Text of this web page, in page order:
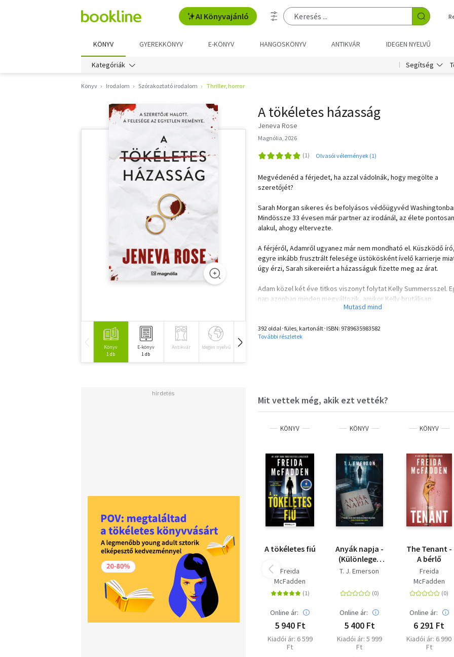
AI Könyvajánló
KÖNYV GYEREKKÖNYV E-KÖNYV HANGOSKÖNYV ANTIKVÁR IDEGEN NYELVŰ
Kategóriák Segítség
Könyv Irodalom Szórakoztató irodalom Thriller, horror
Könyv
1 db
E-könyv
1 db
Antikvár Idegen nyelvű Hangoskönyv
A tökéletes házasság
Jeneva Rose
Magnólia, 2026
Olvasói vélemények (1)
Megvédenéd a férjedet, ha azzal vádolnák, hogy megölte a
szeretőjét?
Sarah Morgan sikeres és befolyásos védőügyvéd
Mindössze 33 évesen már partner az irodánál, az élete
alakul, ahogy eltervezte.
A férjéről, Adamről ugyanez már nem mondható el. Küszködő
egyre inkább frusztrált felesége üstökösként ívelő karrierje
úgy érzi, Sarah sikereiért a házasságuk fizette meg az árat.
Adam közel két éve titkos viszonyt folytat Kelly Summersszel.
nap azonban minden megváltozik, amikor Kelly brutálisan
meggyilkolt holttestére bukkannak a házaspár tóparti
Sarah abban a rémálomszerű helyzetben találja magát, hogy saját
Olvasd el mások véleményét is!
392 oldal･füles, kartonált･ISBN: 9789635983582
További részletek
Mit vettek még, akik ezt vették?
KÖNYV
A tökéletes fiú
Freida
McFadden
Online ár:
5 940 Ft
Kiadói ár: 6 599
Ft
KÖNYV
Anyák napja -
(Különleges
kiadás)
T. J. Emerson
Online ár:
5 400 Ft
Kiadói ár: 5 999
Ft
KÖNYV
The Tenant -
A bérlő
Freida
McFadden
Online ár:
6 291 Ft
Kiadói ár: 6 990
Ft